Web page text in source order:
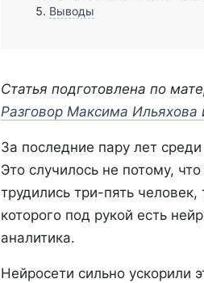
Выводы
Статья подготовлена по
Разговор Максима
За последние пару лет
Это случилось не потому,
трудились три-пять
которого под рукой есть
аналитика.
Нейросети сильно ускорили